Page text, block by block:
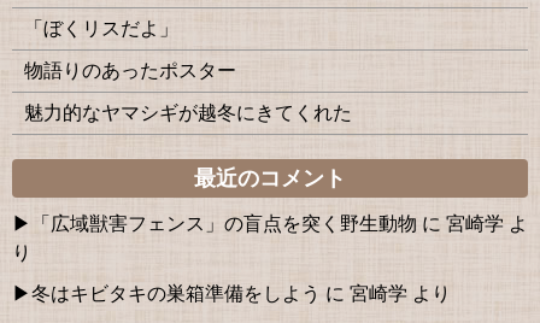
「ぼくリスだよ」
物語りのあったポスター
魅力的なヤマシギが越冬にきてくれた
最近のコメント
「広域獣害フェンス」の盲点を突く野生動物 に 宮崎学 よ
り
冬はキビタキの巣箱準備をしよう に 宮崎学 より